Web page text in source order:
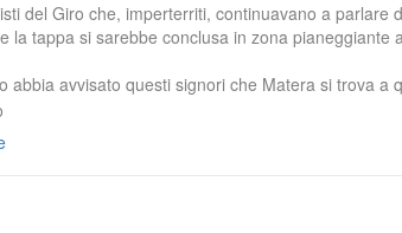
del Giro che, imperterriti, continuavano a parlare
la tappa si sarebbe conclusa in zona pianeggiante
abbia avvisato questi signori che Matera si trova a